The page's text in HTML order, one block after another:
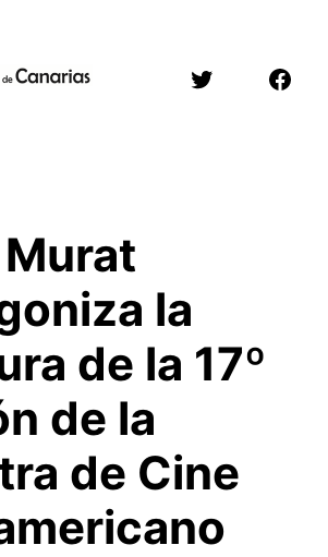
Twitter
la
de la 17º
de la
de Cine